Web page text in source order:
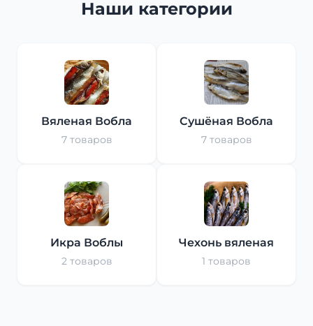
Наши категории
Вяленая Вобла
7 товаров
Сушёная Вобла
7 товаров
Икра Воблы
2 товаров
Чехонь вяленая
1 товаров